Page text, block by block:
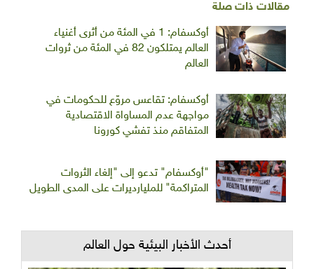
مقالات ذات صلة
أوكسفام: 1 في المئة من أثرى أغنياء
العالم يمتلكون 82 في المئة من ثروات
العالم
أوكسفام: تقاعس مروّع للحكومات في
مواجهة عدم المساواة الاقتصادية
المتفاقم منذ تفشي كورونا
"أوكسفام" تدعو إلى "إلغاء الثروات
المتراكمة" للمليارديرات على المدى الطويل
أحدث الأخبار البيئية حول العالم